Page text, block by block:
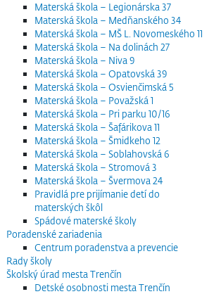
Materská škola – Legionárska 37
Materská škola – Medňanského 34
Materská škola – MŠ L. Novomeského 11
Materská škola – Na dolinách 27
Materská škola – Niva 9
Materská škola – Opatovská 39
Materská škola – Osvienčimská 5
Materská škola – Považská 1
Materská škola – Pri parku 10/16
Materská škola – Šafárikova 11
Materská škola – Šmidkeho 12
Materská škola – Soblahovská 6
Materská škola – Stromová 3
Materská škola – Švermova 24
Pravidlá pre prijímanie detí do
materských škôl
Spádové materské školy
Poradenské zariadenia
Centrum poradenstva a prevencie
Rady školy
Školský úrad mesta Trenčín
Detské osobnosti mesta Trenčín